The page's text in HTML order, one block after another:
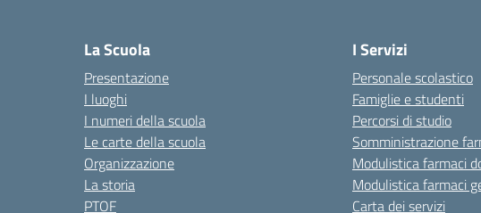
La Scuola
Presentazione
I luoghi
I numeri della scuola
Le carte della scuola
Organizzazione
La storia
PTOF
I Servizi
Personale scolastico
Famiglie e studenti
Percorsi di studio
Somministrazione
Modulistica farmaci
Modulistica farmaci
Carta dei servizi